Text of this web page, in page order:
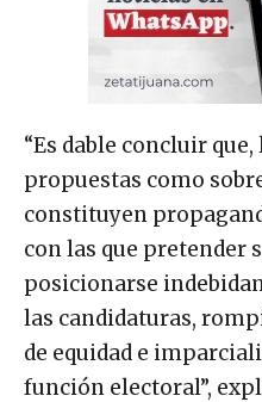
“Es dable concluir
propuestas como
constituyen
con las que pretender
posicionarse
las candidaturas,
de equidad e
función electoral”,